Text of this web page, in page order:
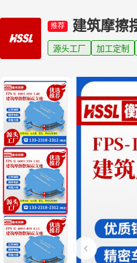
推荐 建筑摩擦
源头工厂 加工定制